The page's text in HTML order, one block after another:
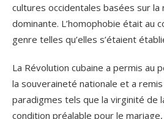
cultures occidentales basées sur la
dominante. L’homophobie était au
genre telles qu’elles s’étaient
La Révolution cubaine a permis au
la souveraineté nationale et a
paradigmes tels que la virginité de
condition préalable pour le